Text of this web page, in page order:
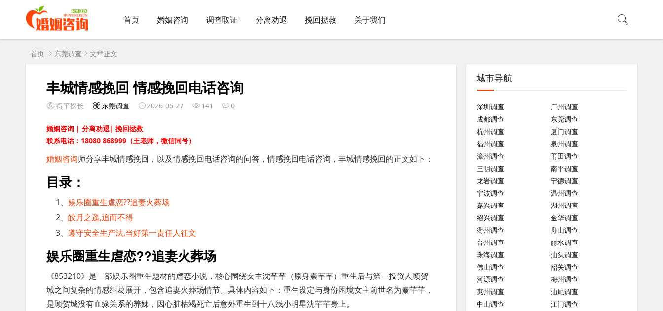
首页 婚姻咨询 调查取证 分离劝退 挽回拯救 关于我们
首页 东莞调查 文章正文
丰城情感挽回 情感挽回电话咨询
得平探长 东莞调查 2026-06-27 141 0
婚姻咨询 | 分离劝退| 挽回拯救
联系电话：18080 868999（王老师，微信同号）
婚姻咨询师分享丰城情感挽回，以及情感挽回电话咨询的问答，情感挽回电话咨询，丰城情感挽回的正文如下：
目录：
1、娱乐圈重生虐恋??追妻火葬场
2、皎月之遥,追而不得
3、遵守安全生产法,当好第一责任人征文
娱乐圈重生虐恋??追妻火葬场
《853210》是一部娱乐圈重生题材的虐恋小说，核心围绕女主沈芊芊（原身秦芊芊）重生后与第一投资人顾贺
城之间复杂的情感纠葛展开，包含追妻火葬场情节。具体内容如下：重生设定与身份困境女主前世名为秦芊芊，
是顾贺城没有血缘关系的养妹，因心脏枯竭死亡后意外重生到十八线小明星沈芊芊身上。
城市导航
深圳调查
广州调查
成都调查
东莞调查
杭州调查
厦门调查
福州调查
泉州调查
漳州调查
莆田调查
三明调查
南平调查
龙岩调查
宁德调查
宁波调查
温州调查
嘉兴调查
湖州调查
绍兴调查
金华调查
衢州调查
舟山调查
台州调查
丽水调查
珠海调查
汕头调查
佛山调查
韶关调查
河源调查
梅州调查
惠州调查
汕尾调查
中山调查
江门调查